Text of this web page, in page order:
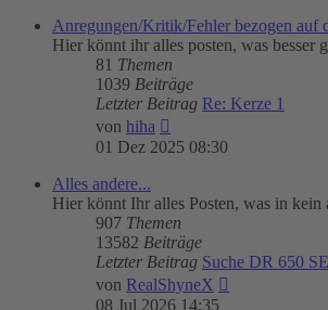
Anregungen/Kritik/Fehler bezogen auf
Hier könnt ihr alles posten, was besser
81 Themen
1039 Beiträge
Letzter Beitrag Re: Kerze 1
von hiha
Beitrag
01 Dez 2025 08:30
Alles andere...
Hier könnt Ihr alles Posten, was in kein
907 Themen
13582 Beiträge
Letzter Beitrag Suche DR 650
von RealShyneX
08 Jul 2026 14:35